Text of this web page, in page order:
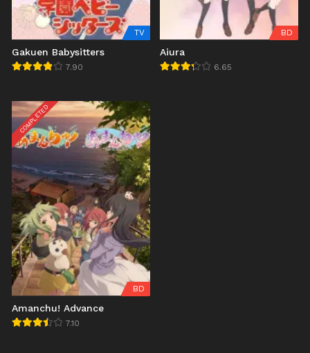
TV
Gakuen Babysitters
7.90
BD
Aiura
6.65
COMPLETED
BD
Amanchu! Advance
7.10